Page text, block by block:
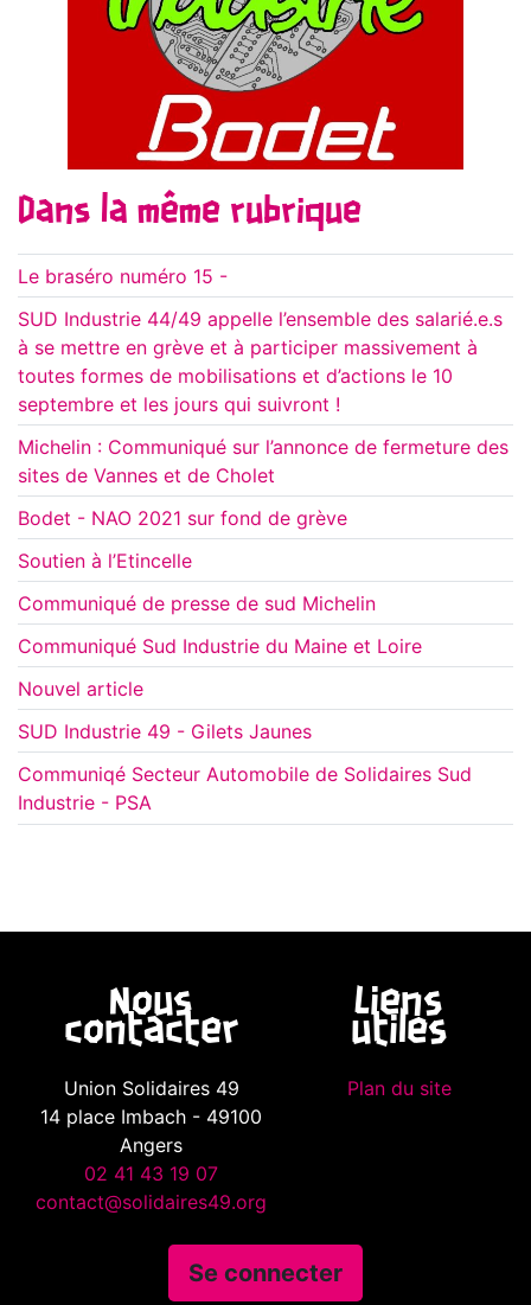
Dans la même rubrique
Le braséro numéro 15 -
SUD Industrie 44/49 appelle l’ensemble des salarié.e.s
à se mettre en grève et à participer massivement à
toutes formes de mobilisations et d’actions le 10
septembre et les jours qui suivront !
Michelin : Communiqué sur l’annonce de fermeture des
sites de Vannes et de Cholet
Bodet - NAO 2021 sur fond de grève
Soutien à l’Etincelle
Communiqué de presse de sud Michelin
Communiqué Sud Industrie du Maine et Loire
Nouvel article
SUD Industrie 49 - Gilets Jaunes
Communiqé Secteur Automobile de Solidaires Sud
Industrie - PSA
Nous
contacter
Union Solidaires 49
14 place Imbach - 49100
Angers
02 41 43 19 07
contact@solidaires49.org
Liens
utiles
Plan du site
Se connecter